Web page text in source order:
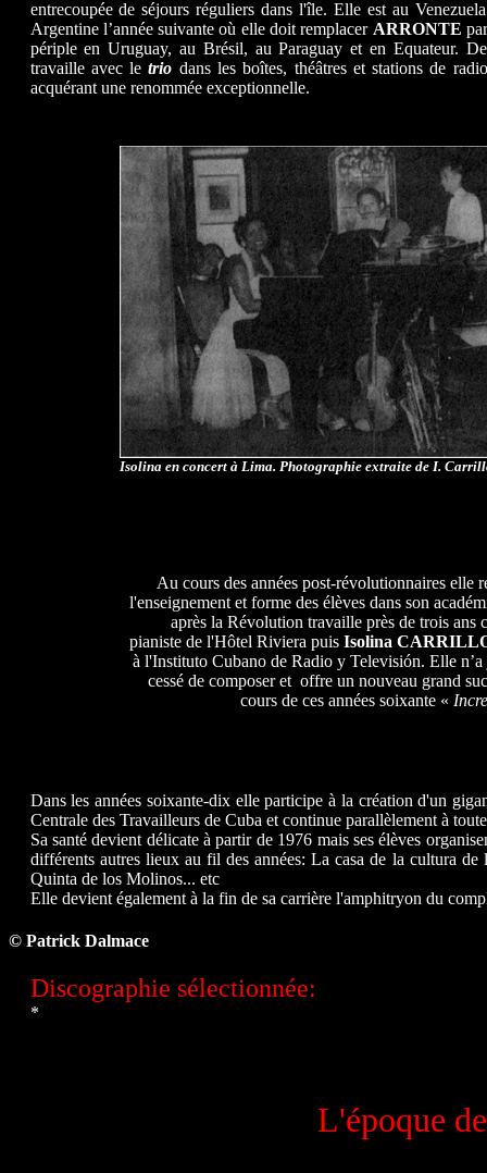
entrecoupée de séjours réguliers dans l'île. Elle est au
Argentine l’année suivante où elle doit remplacer ARRONTE
périple en Uruguay, au Brésil, au Paraguay et en Equateur.
travaille avec letrio dans les boîtes, théâtres et stations de
acquérant une renommée exceptionnelle.
Isolina en concert à Lima. Photographie extraite de I.
Au cours des années post-révolutionnaires elle
l'enseignement et forme des élèves dans son
après la Révolution travaille près de trois ans
pianiste de l'Hôtel Riviera puis Isolina
à l'Instituto Cubano de Radio y Televisión. Elle n’a
cessé de composer et offre un nouveau grand
cours de ces années soixante «
Dans les années soixante-dix elle participe à la création d'un
Centrale des Travailleurs de Cuba et continue parallèlement à
Sa santé devient délicate à partir de 1976 mais ses élèves
différents autres lieux au fil des années: La casa de la cultura
Quinta de los Molinos... etc
Elle devient également à la fin de sa carrière l'amphitryon du
© Patrick Dalmace
Discographie sélectionnée:
*
L'époque